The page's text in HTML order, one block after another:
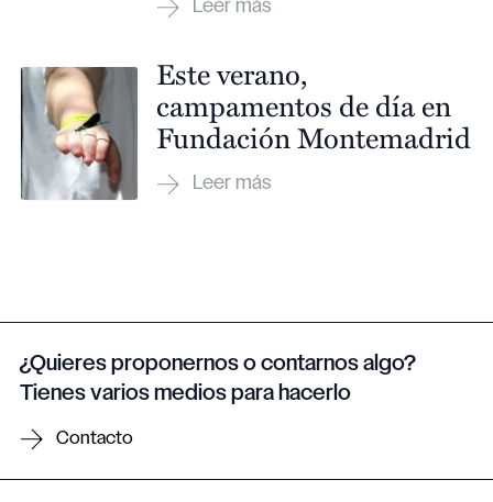
Este verano,
campamentos de día en
Fundación Montemadrid
¿Quieres proponernos o contarnos algo?
Tienes varios medios para hacerlo
Contacto